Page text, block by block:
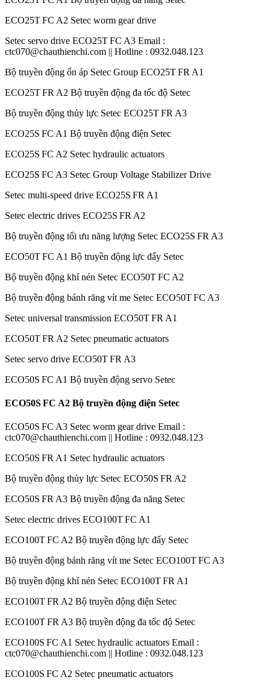
ECO25T FC A2 Setec worm gear drive
Setec servo drive ECO25T FC A3 Email :
ctc070@chauthienchi.com || Hotline : 0932.048.123
Bộ truyền động ổn áp Setec Group ECO25T FR A1
ECO25T FR A2 Bộ truyền động đa tốc độ Setec
Bộ truyền động thủy lực Setec ECO25T FR A3
ECO25S FC A1 Bộ truyền động điện Setec
ECO25S FC A2 Setec hydraulic actuators
ECO25S FC A3 Setec Group Voltage Stabilizer Drive
Setec multi-speed drive ECO25S FR A1
Setec electric drives ECO25S FR A2
Bộ truyền động tối ưu năng lượng Setec ECO25S FR A3
ECO50T FC A1 Bộ truyền động lực đẩy Setec
Bộ truyền động khí nén Setec ECO50T FC A2
Bộ truyền động bánh răng vít me Setec ECO50T FC A3
Setec universal transmission ECO50T FR A1
ECO50T FR A2 Setec pneumatic actuators
Setec servo drive ECO50T FR A3
ECO50S FC A1 Bộ truyền động servo Setec
ECO50S FC A2 Bộ truyền động điện Setec
ECO50S FC A3 Setec worm gear drive Email :
ctc070@chauthienchi.com || Hotline : 0932.048.123
ECO50S FR A1 Setec hydraulic actuators
Bộ truyền động thủy lực Setec ECO50S FR A2
ECO50S FR A3 Bộ truyền động đa năng Setec
Setec electric drives ECO100T FC A1
ECO100T FC A2 Bộ truyền động lực đẩy Setec
Bộ truyền động bánh răng vít me Setec ECO100T FC A3
Bộ truyền động khí nén Setec ECO100T FR A1
ECO100T FR A2 Bộ truyền động điện Setec
ECO100T FR A3 Bộ truyền động đa tốc độ Setec
ECO100S FC A1 Setec hydraulic actuators Email :
ctc070@chauthienchi.com || Hotline : 0932.048.123
ECO100S FC A2 Setec pneumatic actuators